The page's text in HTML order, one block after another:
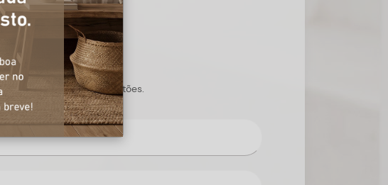
para todas as suas questões.